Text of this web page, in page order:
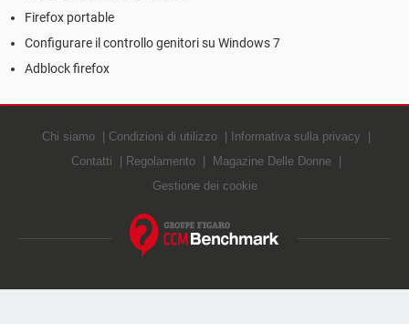
Firefox portable
Configurare il controllo genitori su Windows 7
Adblock firefox
Chi siamo Condizioni di utilizzo
Informativa sulla privacy
Contatti
Regolamento
Magazine Delle Donne
Gestione dei cookie